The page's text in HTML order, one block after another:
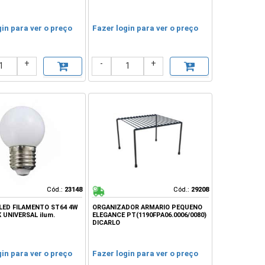
para ver o preço
+
Fazer login para ver o preço
- +
Cód.: 23148
Cód.: 23148
FILAMENTO ST64 4W
UNIVERSAL ilum.
para ver o preço
Cód.: 29208
Cód.: 29208
ORGANIZADOR ARMARIO PEQUENO
ELEGANCE PT(1190FPA06.0006/0080)
DICARLO
Fazer login para ver o preço